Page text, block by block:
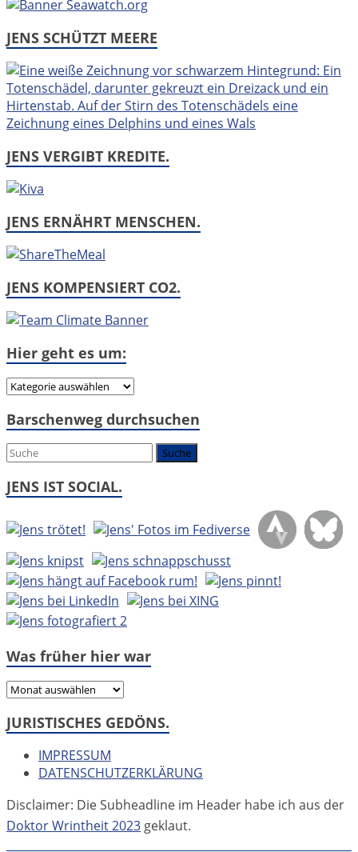
JENS SCHÜTZT MEERE
JENS VERGIBT KREDITE.
JENS ERNÄHRT MENSCHEN.
JENS KOMPENSIERT CO2.
Hier geht es um:
Hier
es
Barschenweg durchsuchen
JENS IST SOCIAL.
Was früher hier war
Was
hier
JURISTISCHES GEDÖNS.
IMPRESSUM
DATENSCHUTZERKLÄRUNG
Disclaimer: Die Subheadline im Header habe ich aus der
Doktor Wrintheit 2023 geklaut.